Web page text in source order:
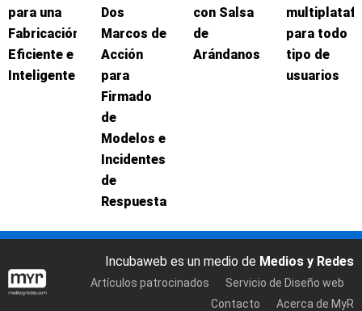
para una
Fabricación
Eficiente e
Inteligente
Dos
Marcos de
Acción
para
Firmado
de
Modelos e
Incidentes
de
Respuesta
con Salsa
de
Arándanos
para todo
tipo de
usuarios
Incubaweb es un medio de Medios y Redes
Artículos patrocinados
Servicio de Diseño web
Contacto
Acerca de MyR